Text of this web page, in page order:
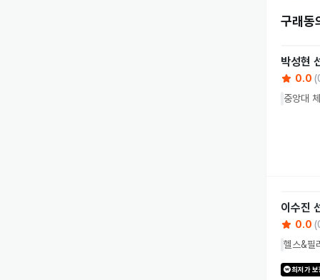
구래동
박성현
0.0 (
중앙대
이수진
0.0 (
헬스&필
최저가 보